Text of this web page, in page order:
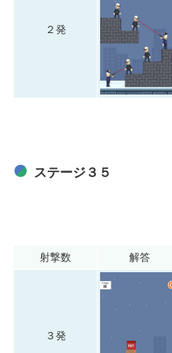
２発
ステージ３５
射撃数 解答
３発